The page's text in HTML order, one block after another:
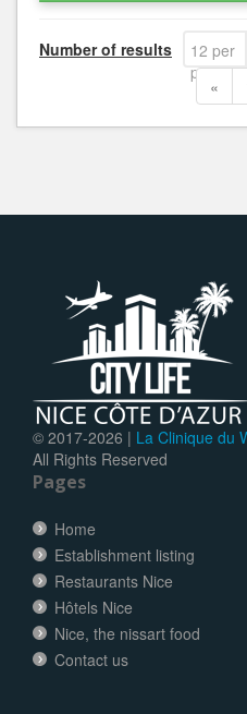
Number of results
12 per
page
«
© 2017-2026 | La Clinique du
All Rights Reserved
Pages
Home
Establishment listing
Restaurants Nice
Hôtels Nice
Nice, the nissart food
Contact us